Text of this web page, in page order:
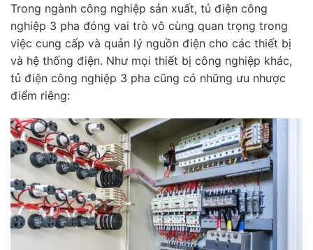
Trong ngành công nghiệp sản xuất, tủ điện công
nghiệp 3 pha đóng vai trò vô cùng quan trọng trong
việc cung cấp và quản lý nguồn điện cho các thiết bị
và hệ thống điện. Như mọi thiết bị công nghiệp khác,
tủ điện công nghiệp 3 pha cũng có những ưu nhược
điểm riêng: